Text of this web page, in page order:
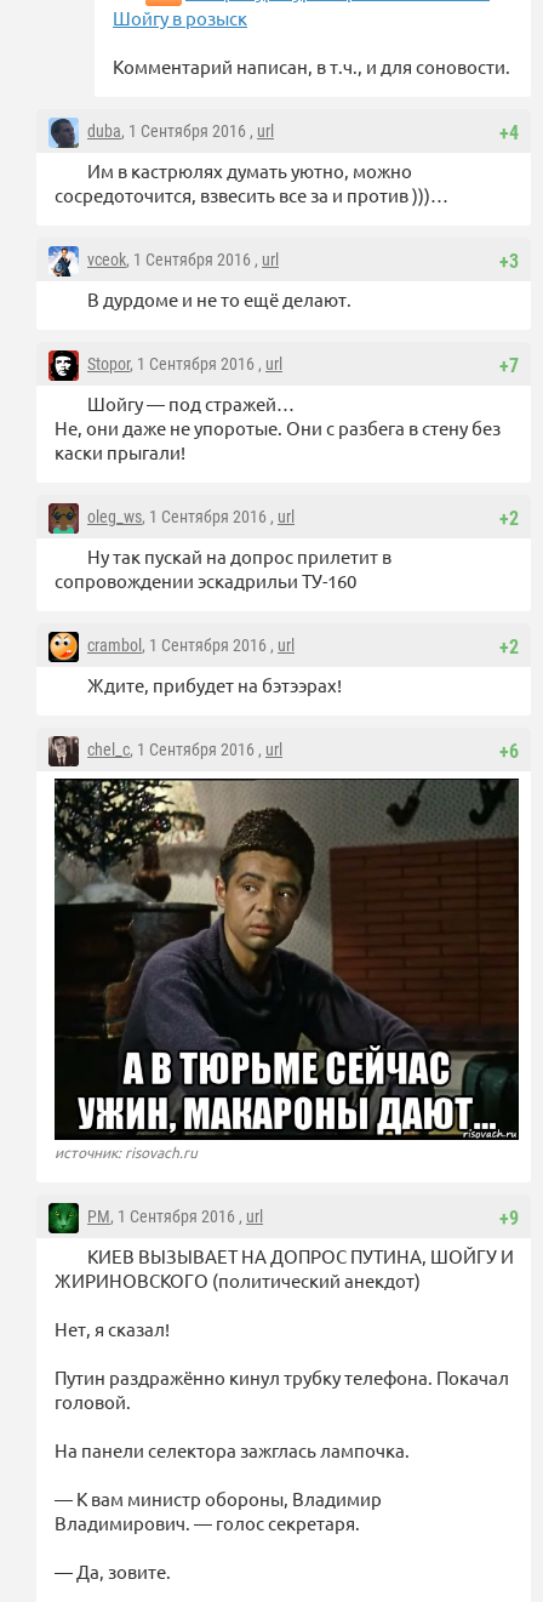
Шойгу в розыск
Комментарий написан, в т.ч., и для соновости.
+4
duba, 1 Сентября 2016 , url
Им в кастрюлях думать уютно, можно
сосредоточится, взвесить все за и против )))…
+3
vceok, 1 Сентября 2016 , url
В дурдоме и не то ещё делают.
+7
Stopor, 1 Сентября 2016 , url
Шойгу — под стражей…
Не, они даже не упоротые. Они с разбега в стену без
каски прыгали!
+2
oleg_ws, 1 Сентября 2016 , url
Ну так пускай на допрос прилетит в
сопровождении эскадрильи ТУ-160
+2
crambol , 1 Сентября 2016 , url
Ждите, прибудет на бэтээрах!
+6
chel_c, 1 Сентября 2016 , url
источник: risovach.ru
+9
PM, 1 Сентября 2016 , url
КИЕВ ВЫЗЫВАЕТ НА ДОПРОС ПУТИНА, ШОЙГУ И
ЖИРИНОВСКОГО (политический анекдот)
Нет, я сказал!
Путин раздражённо кинул трубку телефона. Покачал
головой.
На панели селектора зажглась лампочка.
— К вам министр обороны, Владимир
Владимирович. — голос секретаря.
— Да, зовите.